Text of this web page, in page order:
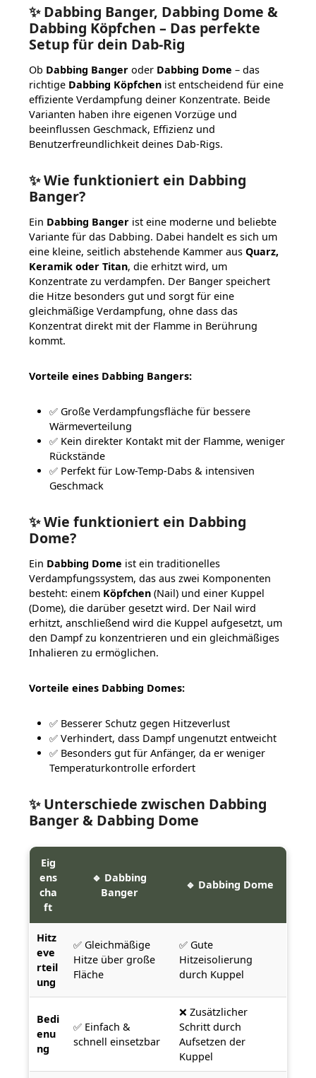
✨ Dabbing Banger, Dabbing Dome &
Dabbing Köpfchen – Das perfekte
Setup für dein Dab-Rig
Ob Dabbing Banger oder Dabbing Dome – das
richtige Dabbing Köpfchen ist entscheidend für eine
effiziente Verdampfung deiner Konzentrate. Beide
Varianten haben ihre eigenen Vorzüge und
beeinflussen Geschmack, Effizienz und
Benutzerfreundlichkeit deines Dab-Rigs.
✨ Wie funktioniert ein Dabbing
Banger?
Ein Dabbing Banger ist eine moderne und beliebte
Variante für das Dabbing. Dabei handelt es sich um
eine kleine, seitlich abstehende Kammer aus Quarz,
Keramik oder Titan, die erhitzt wird, um
Konzentrate zu verdampfen. Der Banger speichert
die Hitze besonders gut und sorgt für eine
gleichmäßige Verdampfung, ohne dass das
Konzentrat direkt mit der Flamme in Berührung
kommt.
Vorteile eines Dabbing Bangers:
✅ Große Verdampfungsfläche für bessere
Wärmeverteilung
✅ Kein direkter Kontakt mit der Flamme, weniger
Rückstände
✅ Perfekt für Low-Temp-Dabs & intensiven
Geschmack
✨ Wie funktioniert ein Dabbing
Dome?
Ein Dabbing Dome ist ein traditionelles
Verdampfungssystem, das aus zwei Komponenten
besteht: einem Köpfchen (Nail) und einer Kuppel
(Dome), die darüber gesetzt wird. Der Nail wird
erhitzt, anschließend wird die Kuppel aufgesetzt, um
den Dampf zu konzentrieren und ein gleichmäßiges
Inhalieren zu ermöglichen.
Vorteile eines Dabbing Domes:
✅ Besserer Schutz gegen Hitzeverlust
✅ Verhindert, dass Dampf ungenutzt entweicht
✅ Besonders gut für Anfänger, da er weniger
Temperaturkontrolle erfordert
✨ Unterschiede zwischen Dabbing
Banger & Dabbing Dome
Eig
ens
cha
ft
🔹 Dabbing
Banger
🔹 Dabbing Dome
Hitz
eve
rteil
ung
✅ Gleichmäßige
Hitze über große
Fläche
✅ Gute
Hitzeisolierung
durch Kuppel
Bedi
enu
ng
✅ Einfach &
schnell einsetzbar
❌ Zusätzlicher
Schritt durch
Aufsetzen der
Kuppel